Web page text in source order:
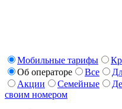
Мобильные тарифы
Об операторе
Все
Акции
Семейные
своим номером